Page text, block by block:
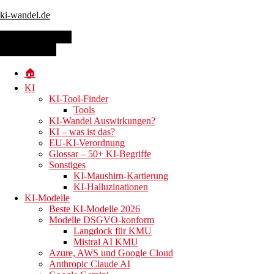
Skip to main content
ki-wandel.de
🏠
KI
KI-Tool-Finder
Tools
KI-Wandel Auswirkungen?
KI – was ist das?
EU-KI-Verordnung
Glossar – 50+ KI-Begriffe
Sonstiges
KI-Maushirn-Kartierung
KI-Halluzinationen
KI-Modelle
Beste KI-Modelle 2026
Modelle DSGVO-konform
Langdock für KMU
Mistral AI KMU
Azure, AWS und Google Cloud
Anthropic Claude AI
Schlagwort:
neuroflash: 4
19. Juni 202318. Mai 2024 Christa Stuber